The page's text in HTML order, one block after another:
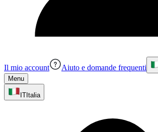
Il mio account Aiuto e domande frequenti
Menu
IT Italia